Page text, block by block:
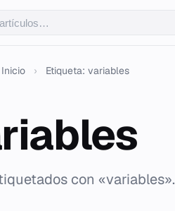
Inicio › Etiqueta: variables
con «variables».